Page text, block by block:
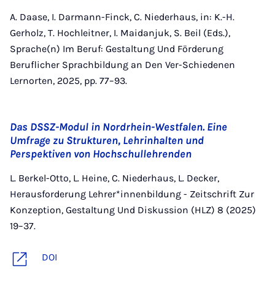
A. Daase, I. Darmann-Finck, C. Niederhaus, in: K.-H.
Gerholz, T. Hochleitner, I. Maidanjuk, S. Beil (Eds.),
Sprache(n) Im Beruf: Gestaltung Und Förderung
Beruflicher Sprachbildung an Den Ver-Schiedenen
Lernorten, 2025, pp. 77–93.
Das DSSZ-Modul in Nordrhein-Westfalen. Eine
Umfrage zu Strukturen, Lehrinhalten und
Perspektiven von Hochschullehrenden
L. Berkel-Otto, L. Heine, C. Niederhaus, L. Decker,
Herausforderung Lehrer*innenbildung - Zeitschrift Zur
Konzeption, Gestaltung Und Diskussion (HLZ) 8 (2025)
19–37.
DOI